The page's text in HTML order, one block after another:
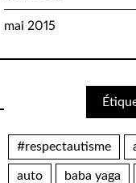
mai 2015
#respectautisme
auto baba yaga